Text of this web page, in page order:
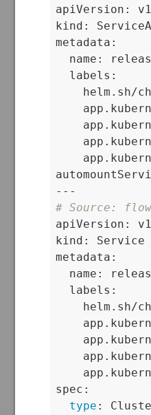
apiVersion: v1
kind:
metadata:
name:
  labels:
helm.sh/
# Source:
apiVersion: v1
kind: Service
metadata:
name:
  labels:
helm.sh/
spec:
type :